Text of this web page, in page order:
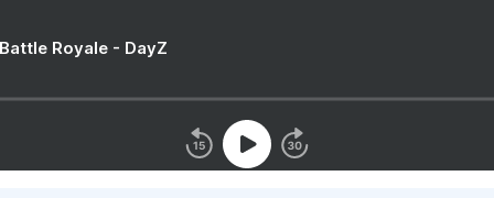
Royale - DayZ